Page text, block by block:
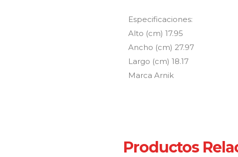
Especificaciones:
Alto (cm) 17.95
Ancho (cm) 27.97
Largo (cm) 18.17
Marca Arnik
Productos